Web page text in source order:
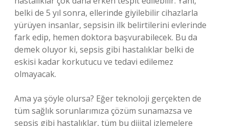
belki de 5 yıl sonra, ellerinde giyilebilir cihazlarla
yürüyen insanlar, sepsisin ilk belirtilerini evlerinde
fark edip, hemen doktora başvurabilecek. Bu da
demek oluyor ki, sepsis gibi hastalıklar belki de
eskisi kadar korkutucu ve tedavi edilemez
olmayacak.
Ama ya şöyle olursa? Eğer teknoloji gerçekten de
tüm sağlık sorunlarımıza çözüm sunamazsa ve
sepsis gibi hastalıklar, tüm bu dijital izlemelere